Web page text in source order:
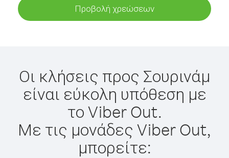
Προβολή χρεώσεων
Οι κλήσεις προς Σουρινάμ
είναι εύκολη υπόθεση με
το Viber Out.
Με τις μονάδες Viber Out,
μπορείτε: